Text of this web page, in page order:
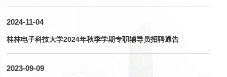
2024-11-04
桂林电子科技大学2024年秋季学期专职辅导员招聘通告
2023-09-09